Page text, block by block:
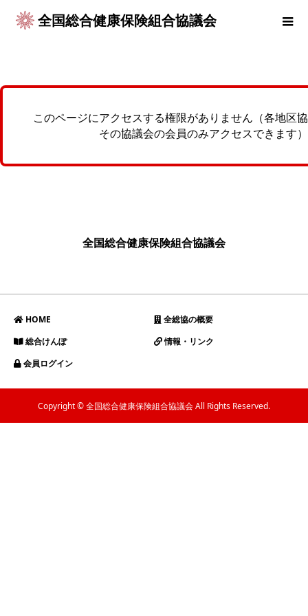
全国総合健康保険組合協議会
このページにアクセスする権限がありません（各地区
その協議会の会員のみアクセスできます
全国総合健康保険組合協議会
HOME
全総協の概要
総合けんぽ
情報・リンク
会員ログイン
Copyright © 全国総合健康保険組合協議会 All Rights Reserved.